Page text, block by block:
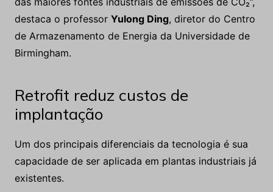
destaca o professor Yulong Ding, diretor do Centro
de Armazenamento de Energia da Universidade de
Birmingham.
Retrofit reduz custos de
implantação
Um dos principais diferenciais da tecnologia é sua
capacidade de ser aplicada em plantas industriais já
existentes.